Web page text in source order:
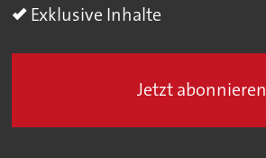
Exklusive Inhalte
Jetzt abonnieren